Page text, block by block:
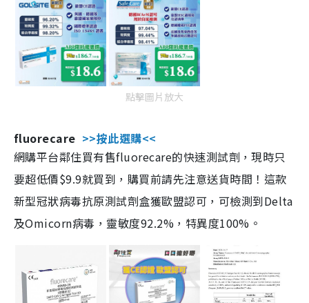
點擊圖片放大
fluorecare >>按此選購<<
網購平台鄰住買有售fluorecare的快速測試劑，現時只
要超低價$9.9就買到，購買前請先注意送貨時間！這款
新型冠狀病毒抗原測試劑盒獲歐盟認可，可檢測到Delta
及Omicorn病毒，靈敏度92.2%，特異度100%。